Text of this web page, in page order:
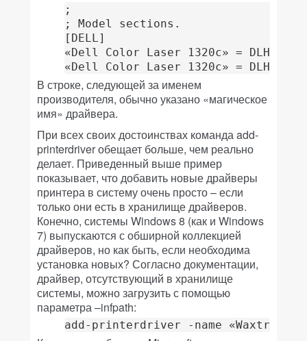
;
; Model sections.
[DELL]
«Dell Color Laser 1320c» =
«Dell Color Laser 1320c» =
В строке, следующей за именем
производителя, обычно указано «магическое
имя» драйвера.
При всех своих достоинствах команда add-
printerdriver обещает больше, чем реально
делает. Приведенный выше пример
показывает, что добавить новые драйверы
принтера в систему очень просто – если
только они есть в хранилище драйверов.
Конечно, системы Windows 8 (как и Windows
7) выпускаются с обширной коллекцией
драйверов, но как быть, если необходима
установка новых? Согласно документации,
драйвер, отсутствующий в хранилище
системы, можно загрузить с помощью
параметра –infpath:
add-printerdriver -name